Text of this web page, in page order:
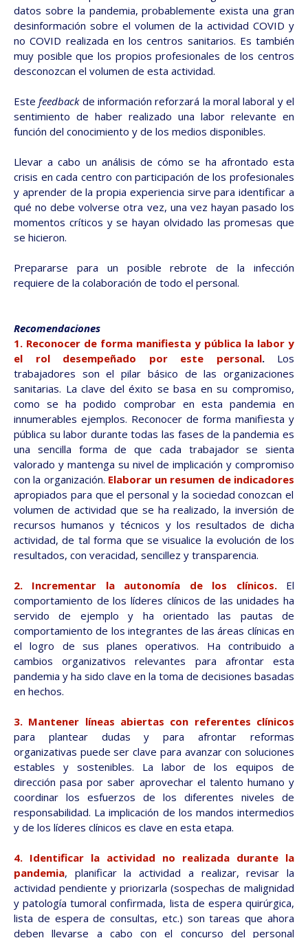
datos sobre la pandemia, probablemente exista una gran
desinformación sobre el volumen de la actividad COVID y
no COVID realizada en los centros sanitarios. Es también
muy posible que los propios profesionales de los centros
desconozcan el volumen de esta actividad.
Estefeedbackde información reforzará la moral laboral y el
sentimiento de haber realizado una labor relevante en
función del conocimiento y de los medios disponibles.
Llevar a cabo un análisis de cómo se ha afrontado esta
crisis en cada centro con participación de los profesionales
y aprender de la propia experiencia sirve para identificar a
qué no debe volverse otra vez, una vez hayan pasado los
momentos críticos y se hayan olvidado las promesas que
se hicieron.
Prepararse para un posible rebrote de la infección
requiere de la colaboración de todo el personal.
Recomendaciones
1. Reconocer de forma manifiesta y pública la labor y
el rol desempeñado por este personal. Los
trabajadores son el pilar básico de las organizaciones
sanitarias. La clave del éxito se basa en su compromiso,
como se ha podido comprobar en esta pandemia en
innumerables ejemplos. Reconocer de forma manifiesta y
pública su labor durante todas las fases de la pandemia es
una sencilla forma de que cada trabajador se sienta
valorado y mantenga su nivel de implicación y compromiso
con la organización. Elaborar un resumen de indicadores
apropiados para que el personal y la sociedad conozcan el
volumen de actividad que se ha realizado, la inversión de
recursos humanos y técnicos y los resultados de dicha
actividad, de tal forma que se visualice la evolución de los
resultados, con veracidad, sencillez y transparencia.
2. Incrementar la autonomía de los clínicos.El
comportamiento de los líderes clínicos de las unidades ha
servido de ejemplo y ha orientado las pautas de
comportamiento de los integrantes de las áreas clínicas en
el logro de sus planes operativos. Ha contribuido a
cambios organizativos relevantes para afrontar esta
pandemia y ha sido clave en la toma de decisiones basadas
en hechos.
3. Mantener líneas abiertas con referentes clínicos
para plantear dudas y para afrontar reformas
organizativas puede ser clave para avanzar con soluciones
estables y sostenibles. La labor de los equipos de
dirección pasa por saber aprovechar el talento humano y
coordinar los esfuerzos de los diferentes niveles de
responsabilidad. La implicación de los mandos intermedios
y de los líderes clínicos es clave en esta etapa.
4. Identificar la actividad no realizada durante la
pandemia, planificar la actividad a realizar, revisar la
actividad pendiente y priorizarla (sospechas de malignidad
y patología tumoral confirmada, lista de espera quirúrgica,
lista de espera de consultas, etc.) son tareas que ahora
deben llevarse a cabo con el concurso del personal